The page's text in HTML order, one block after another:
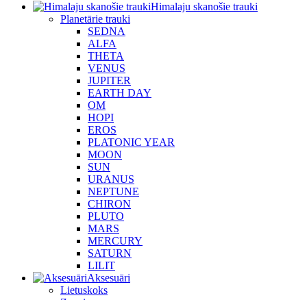
Himalaju skanošie trauki
Planetārie trauki
SEDNA
ALFA
THETA
VENUS
JUPITER
EARTH DAY
OM
HOPI
EROS
PLATONIC YEAR
MOON
SUN
URANUS
NEPTUNE
CHIRON
PLUTO
MARS
MERCURY
SATURN
LILIT
Aksesuāri
Lietuskoks